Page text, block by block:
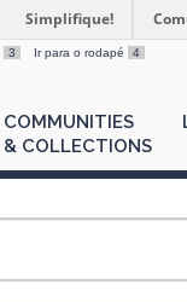
Simplifique!
3 Ir para o rodapé 4
COMMUNITIES
& COLLECTIONS